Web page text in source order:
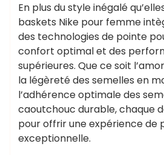
En plus du style inégalé
baskets Nike pour femme
des technologies de pointe
confort optimal et des
supérieures. Que ce soit
la légèreté des semelles en
l’adhérence optimale des
caoutchouc durable, chaque
pour offrir une expérience de
exceptionnelle.